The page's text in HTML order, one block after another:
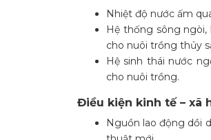
Nhiệt độ nước ấm
Hệ thống sông
cho nuôi trồng thủy
Hệ sinh thái nước
cho nuôi trồng.
Điều kiện kinh tế – xã
Nguồn lao động dồi